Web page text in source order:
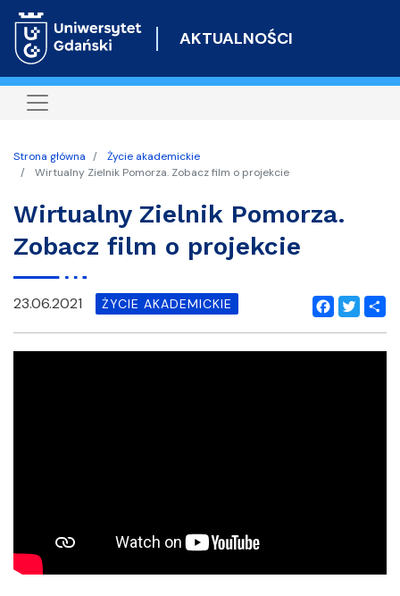
do
AKTUALNOŚCI
Strona główna
Życie akademickie
Wirtualny Zielnik Pomorza. Zobacz film o projekcie
Wirtualny Zielnik Pomorza.
Zobacz film o projekcie
Facebook
Twitter
23.06.2021 ŻYCIE AKADEMICKIE